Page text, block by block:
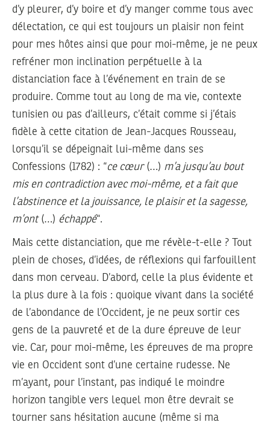
d’y pleurer, d’y boire et d’y manger comme tous avec
délectation, ce qui est toujours un plaisir non feint
pour mes hôtes ainsi que pour moi-même, je ne peux
refréner mon inclination perpétuelle à la
distanciation face à l’événement en train de se
produire. Comme tout au long de ma vie, contexte
tunisien ou pas d’ailleurs, c’était comme si j’étais
fidèle à cette citation de Jean-Jacques Rousseau,
lorsqu’il se dépeignait lui-même dans ses
Confessions (1782) : “ce cœur(…) m’a jusqu’au bout
mis en contradiction avec moi-même, et a fait que
l’abstinence et la jouissance, le plaisir et la sagesse,
m’ont(…) échappé“.
Mais cette distanciation, que me révèle-t-elle ? Tout
plein de choses, d’idées, de réflexions qui farfouillent
dans mon cerveau. D’abord, celle la plus évidente et
la plus dure à la fois : quoique vivant dans la société
de l’abondance de l’Occident, je ne peux sortir ces
gens de la pauvreté et de la dure épreuve de leur
vie. Car, pour moi-même, les épreuves de ma propre
vie en Occident sont d’une certaine rudesse. Ne
m’ayant, pour l’instant, pas indiqué le moindre
horizon tangible vers lequel mon être devrait se
tourner sans hésitation aucune (même si ma